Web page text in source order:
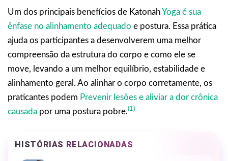
Um dos principais benefícios de KatonahYoga é sua
ênfase no alinhamento adequado e postura. Essa prática
ajuda os participantes a desenvolverem uma melhor
compreensão da estrutura do corpo e como ele se
move, levando a um melhor equilíbrio, estabilidade e
alinhamento geral. Ao alinhar o corpo corretamente, os
praticantes podem Prevenir lesões e aliviar a dor crônica
causada por uma postura pobre.(1)
HISTÓRIAS RELACIONADAS